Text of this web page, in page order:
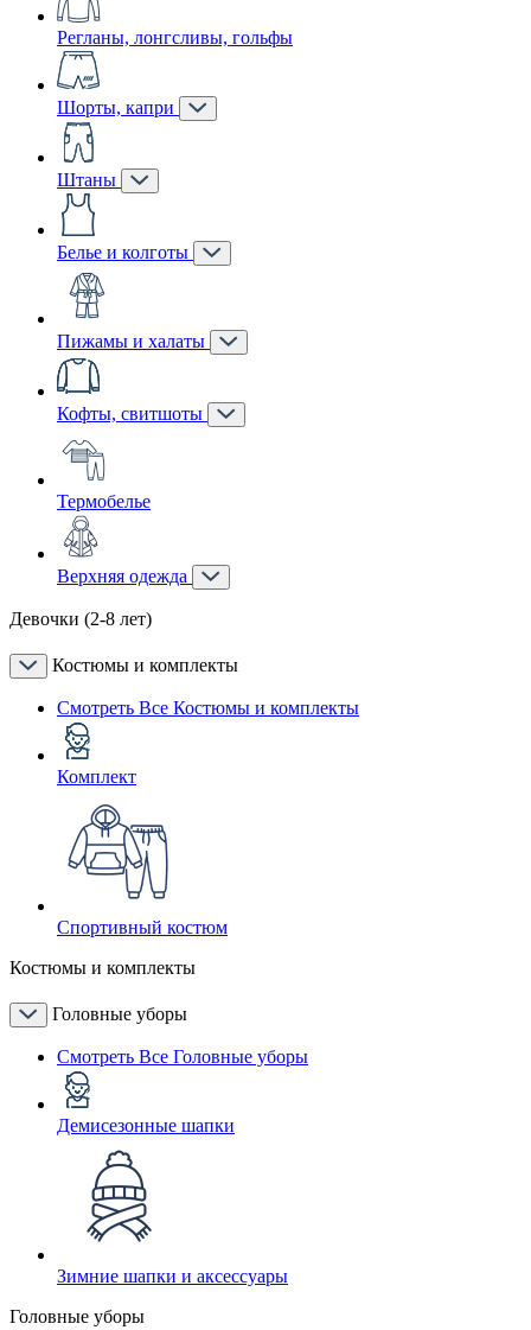
Регланы, лонгсливы, гольфы
Шорты, капри
Штаны
Белье и колготы
Пижамы и халаты
Кофты, свитшоты
Термобелье
Верхняя одежда
Девочки (2-8 лет)
Костюмы и комплекты
Смотреть Все Костюмы и комплекты
Комплект
Спортивный костюм
Костюмы и комплекты
Головные уборы
Смотреть Все Головные уборы
Демисезонные шапки
Зимние шапки и аксессуары
Головные уборы